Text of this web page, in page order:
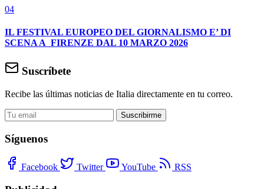
04
IL FESTIVAL EUROPEO DEL GIORNALISMO E’ DI
SCENA A FIRENZE DAL 10 MARZO 2026
Suscríbete
Recibe las últimas noticias de Italia directamente en tu correo.
Suscribirme
Síguenos
Facebook Twitter YouTube RSS